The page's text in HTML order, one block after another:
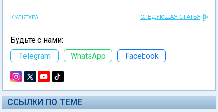
КУЛЬТУРА СЛЕДУЮЩАЯ СТАТЬЯ
Будьте с нами:
Telegram
WhatsApp Facebook
ССЫЛКИ ПО ТЕМЕ